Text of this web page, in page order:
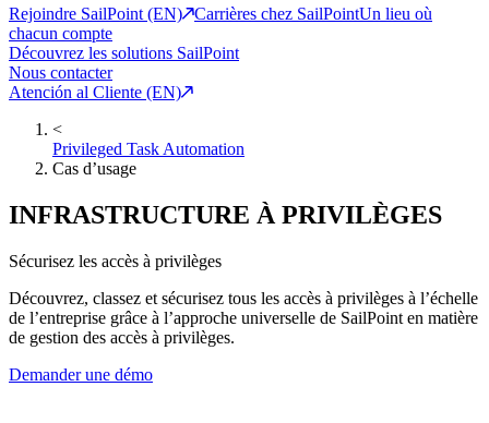
Rejoindre SailPoint (EN)
Carrières chez SailPointUn lieu où
chacun compte
Découvrez les solutions SailPoint
Nous contacter
Atención al Cliente (EN)
<
Privileged Task Automation
Cas d’usage
INFRASTRUCTURE À PRIVILÈGES
Sécurisez les accès à privilèges
Découvrez, classez et sécurisez tous les accès à privilèges à l’échelle
de l’entreprise grâce à l’approche universelle de SailPoint en matière
de gestion des accès à privilèges.
Demander une démo